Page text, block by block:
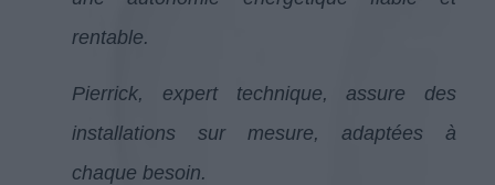
rentable.
Pierrick, expert technique, assure des
installations sur mesure, adaptées à
chaque besoin.